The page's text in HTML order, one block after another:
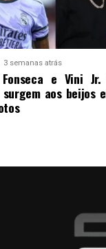
3 semanas atrás
e Vini Jr.
aos beijos